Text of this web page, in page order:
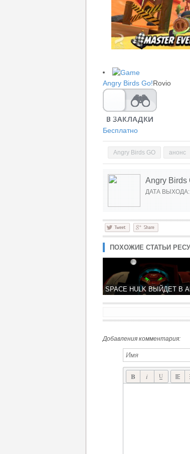
Angry Birds Go!Rovio
Бесплатно
Angry Birds GO анонс
Angry Birds
ДАТА ВЫХОДА:
ПОХОЖИЕ СТАТЬИ
Добавления комментария: